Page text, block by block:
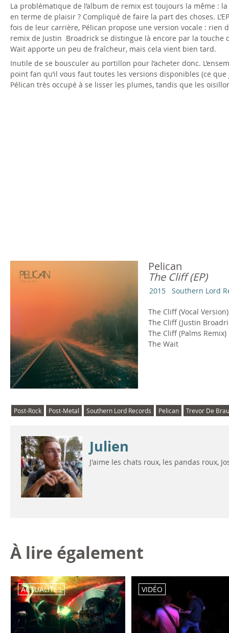
La problématique de l’album de remix est toujours la même :
en terme de plaisir ? Compliqué de faire la part des choses.
fois de leur carrière, Pélican propose une version vocale :
remix de Justin Broadrick se distingue là encore par la touche
Wait apporte un peu de fraîcheur, mais cela vient bien tard.
Inutile de se bousculer au portillon pour l’acheter donc.
point fan qu’il vous faut toutes les versions disponibles (ce
Pélican très occupé à se lisser les plumes, tandis que les
Pelican
The Cliff (EP)
2015 Southern Lord
The Cliff (Vocal Version)
The Cliff (Justin
The Cliff (Palms Remix)
The Wait
Post-Rock Post-Metal Southern Lord Records Pelican Trevor De
Julien
J'aime les chats roux, les pandas roux,
À lire également
ACTUALITÉS VIDÉO